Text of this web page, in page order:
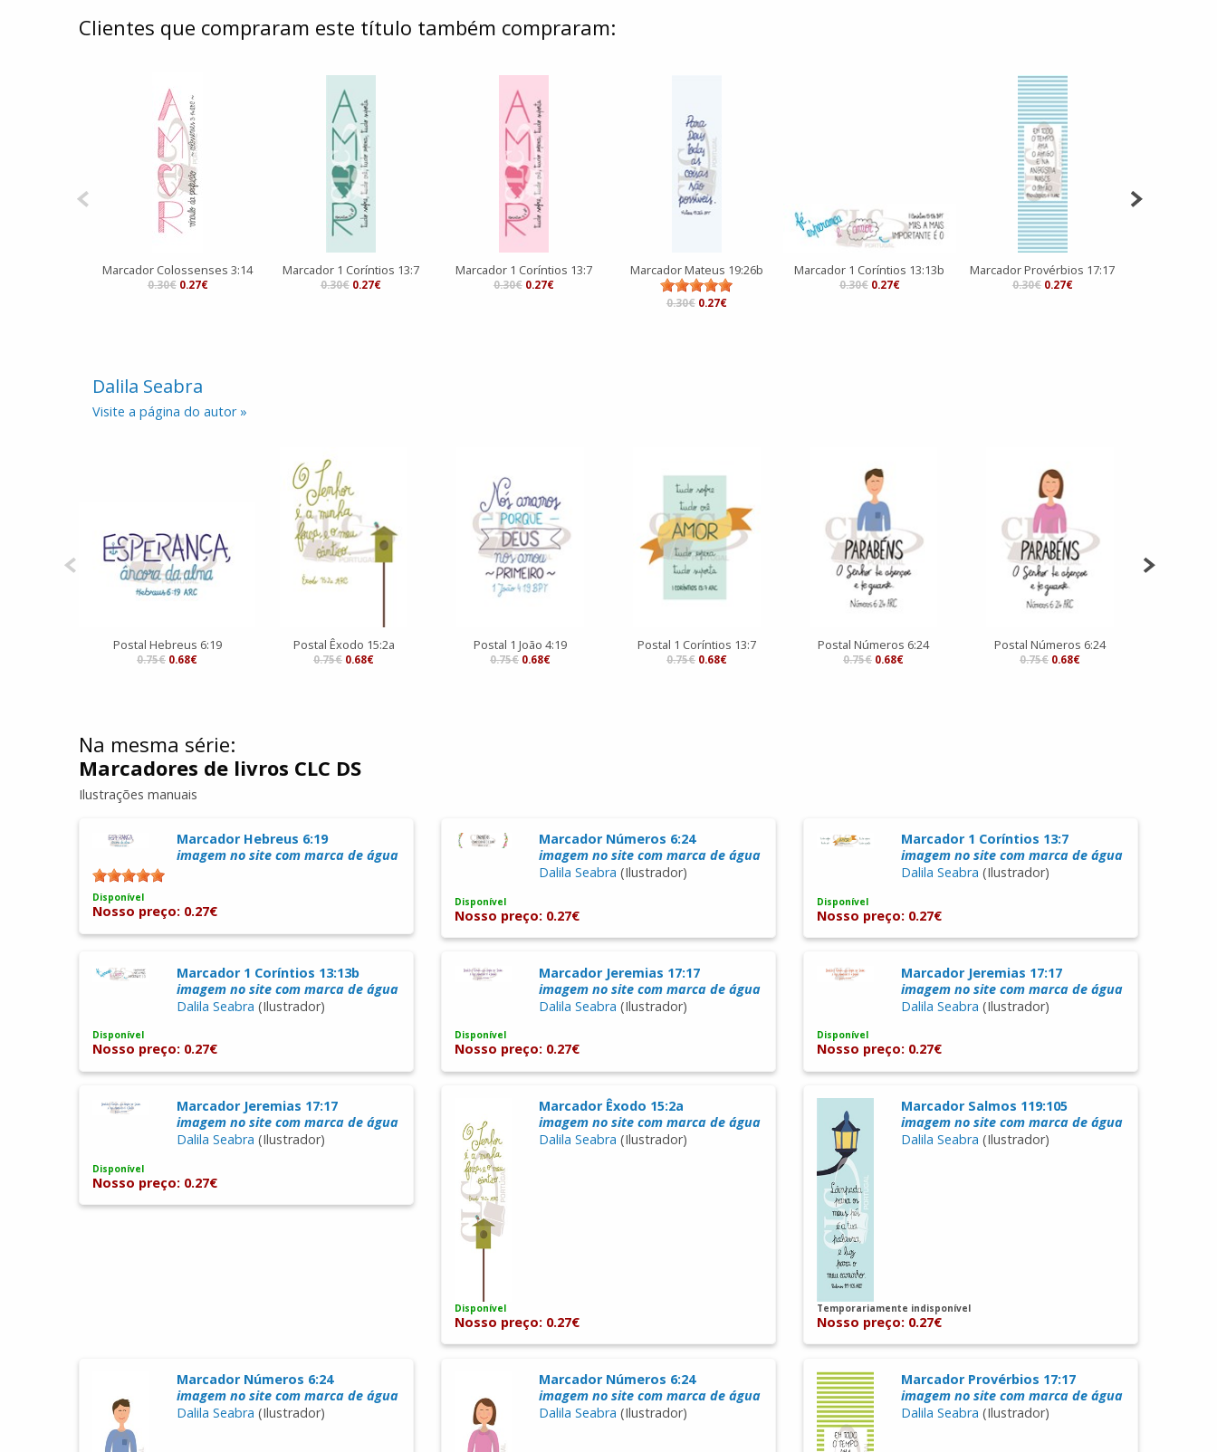
Clientes que compraram este título também compraram:
Marcador Colossenses 3:14
0.30€ 0.27€
Marcador 1 Coríntios 13:7
0.30€ 0.27€
Marcador 1 Coríntios 13:7
0.30€ 0.27€
Marcador Mateus 19:26b
0.30€ 0.27€
Marcador 1 Coríntios 13:13b
0.30€ 0.27€
Marcador Provérbios 17:17
0.30€ 0.27€
Dalila Seabra
Visite a página do autor »
Postal Hebreus 6:19
0.75€ 0.68€
Postal Êxodo 15:2a
0.75€ 0.68€
Postal 1 João 4:19
0.75€ 0.68€
Postal 1 Coríntios 13:7
0.75€ 0.68€
Postal Números 6:24
0.75€ 0.68€
Postal Números 6:24
0.75€ 0.68€
Na mesma série:
Marcadores de livros CLC DS
Ilustrações manuais
Marcador Hebreus 6:19
imagem no site com marca de água
Disponível
Nosso preço: 0.27€
Marcador Números 6:24
imagem no site com marca de água
Dalila Seabra (Ilustrador)
Disponível
Nosso preço: 0.27€
Marcador 1 Coríntios 13:7
imagem no site com marca de água
Dalila Seabra (Ilustrador)
Disponível
Nosso preço: 0.27€
Marcador 1 Coríntios 13:13b
imagem no site com marca de água
Dalila Seabra (Ilustrador)
Disponível
Nosso preço: 0.27€
Marcador Jeremias 17:17
imagem no site com marca de água
Dalila Seabra (Ilustrador)
Disponível
Nosso preço: 0.27€
Marcador Jeremias 17:17
imagem no site com marca de água
Dalila Seabra (Ilustrador)
Disponível
Nosso preço: 0.27€
Marcador Jeremias 17:17
imagem no site com marca de água
Dalila Seabra (Ilustrador)
Disponível
Nosso preço: 0.27€
Marcador Êxodo 15:2a
imagem no site com marca de água
Dalila Seabra (Ilustrador)
Disponível
Nosso preço: 0.27€
Marcador Salmos 119:105
imagem no site com marca de água
Dalila Seabra (Ilustrador)
Temporariamente indisponível
Nosso preço: 0.27€
Marcador Números 6:24
imagem no site com marca de água
Dalila Seabra (Ilustrador)
Marcador Números 6:24
imagem no site com marca de água
Dalila Seabra (Ilustrador)
Marcador Provérbios 17:17
imagem no site com marca de água
Dalila Seabra (Ilustrador)